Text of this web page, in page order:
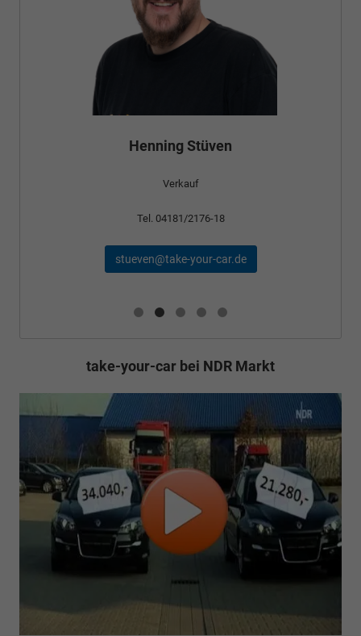
Henning Stüven
Verkauf
Tel. 04181/2176-18
stueven@take-your-car.de
take-your-car bei NDR Markt